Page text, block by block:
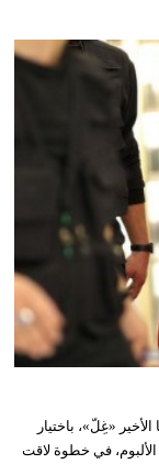
«غِلّ»، باختيار
في خطوة لاقت